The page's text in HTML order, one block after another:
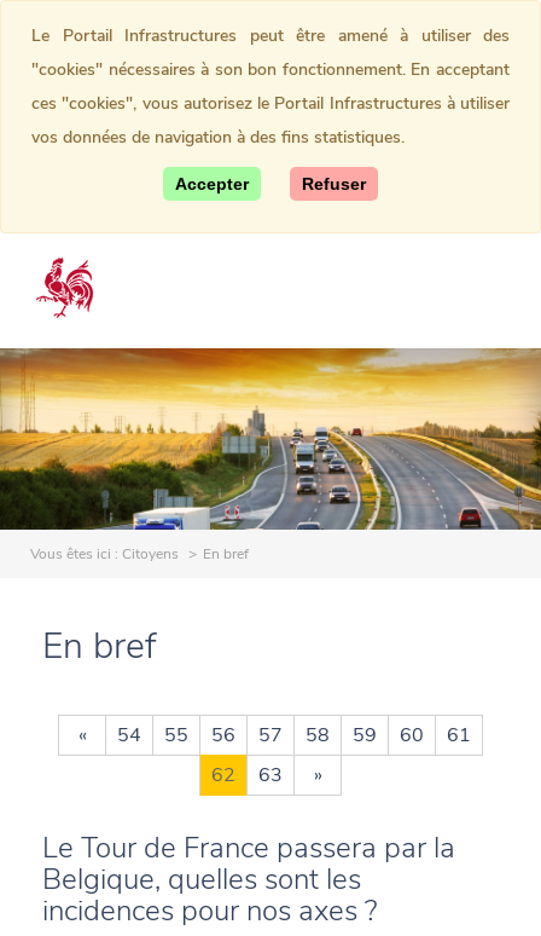
Vous êtes ici : Citoyens En bref
En bref
« 54 55 56 57 58 59 60
61
62
63 »
Le Tour de France passera par la
Belgique, quelles sont les
incidences pour nos axes ?
Le Portail Infrastructures peut être amené à utiliser des
"cookies" nécessaires à son bon fonctionnement. En acceptant
ces "cookies", vous autorisez le Portail Infrastructures à utiliser
vos données de navigation à des fins statistiques.
Accepter Refuser